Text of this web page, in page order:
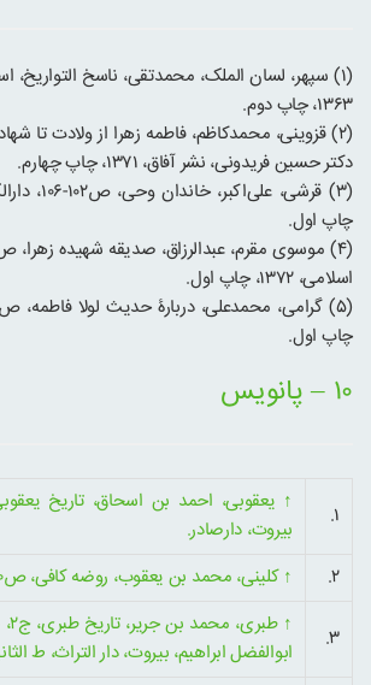
۱۳۶۳، چاپ دوم.
دکتر حسین فریدونی، نشر آفاق، ۱۳۷۱، چاپ چهارم.
چاپ اول.
اسلامی، ۱۳۷۲، چاپ اول.
چاپ اول.
۱۰ – پانویس
۱.
↑
بیروت، دارصادر.
۲.
↑کلینی، محمد بن یعقوب، روضه کافی، ص۳۴۰.
۳.
↑
ابوالفضل ابراهیم، بیروت، دار التراث، ط الثانیه ۱۳۸۷/